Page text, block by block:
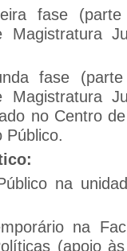
fase
Magistratura
fase
Magistratura
no Centro
Público.
na
na
(apoio